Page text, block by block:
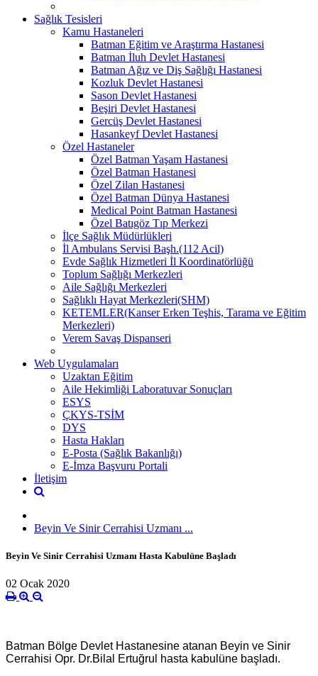
Sağlık Tesisleri
Kamu Hastaneleri
Batman Eğitim ve Araştırma Hastanesi
Batman İluh Devlet Hastanesi
Batman Ağız ve Diş Sağlığı Hastanesi
Kozluk Devlet Hastanesi
Sason Devlet Hastanesi
Beşiri Devlet Hastanesi
Gercüş Devlet Hastanesi
Hasankeyf Devlet Hastanesi
Özel Hastaneler
Özel Batman Yaşam Hastanesi
Özel Batman Hastanesi
Özel Zilan Hastanesi
Özel Batman Dünya Hastanesi
Medical Point Batman Hastanesi
Özel Batıgöz Tıp Merkezi
İlçe Sağlık Müdürlükleri
İl Ambulans Servisi Başh.(112 Acil)
Evde Sağlık Hizmetleri İl Koordinatörlüğü
Toplum Sağlığı Merkezleri
Aile Sağlığı Merkezleri
Sağlıklı Hayat Merkezleri(SHM)
KETEMLER(Kanser Erken Teşhis, Tarama ve Eğitim
Merkezleri)
Verem Savaş Dispanseri
Web Uygulamaları
Uzaktan Eğitim
Aile Hekimliği Laboratuvar Sonuçları
ESYS
ÇKYS-TSİM
DYS
Hasta Hakları
E-Posta (Sağlık Bakanlığı)
E-İmza Başvuru Portali
İletişim
Beyin Ve Sinir Cerrahisi Uzmanı ...
Beyin Ve Sinir Cerrahisi Uzmanı Hasta Kabulüne Başladı
02 Ocak 2020
Batman Bölge Devlet Hastanesine atanan Beyin ve Sinir
Cerrahisi Opr. Dr.Bilal Ertuğrul hasta kabulüne başladı.